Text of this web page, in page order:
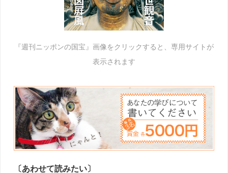
『週刊ニッポンの国宝』画像をクリックすると、専用サイトが
表示されます
〔あわせて読みたい〕